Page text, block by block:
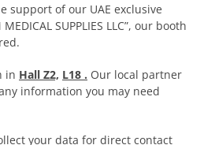
support of our UAE exclusive
SUPPLIES LLC”, our booth
in Hall Z2, L18 . Our local partner
information you may need
your data for direct contact